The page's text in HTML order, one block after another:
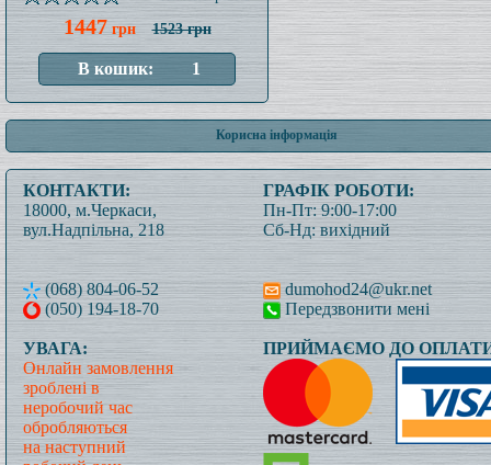
1447грн 1523 грн
Корисна інформація
КОНТАКТИ:
18000, м.Черкаси,
вул.Надпільна, 218
(068) 804-06-52
(050) 194-18-70
ГРАФІК РОБОТИ:
Пн-Пт: 9:00-17:00
Сб-Нд: вихідний
dumohod24@ukr.net
Передзвонити мені
УВАГА:
Онлайн замовлення
зроблені в
неробочий час
обробляються
на наступний
ПРИЙМАЄМО ДО